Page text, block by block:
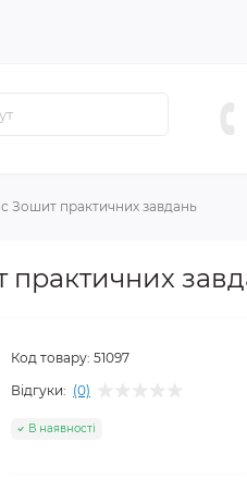
Зошит практичних завдань
практичних
Код товару: 51097
Відгуки: (0)
В наявності